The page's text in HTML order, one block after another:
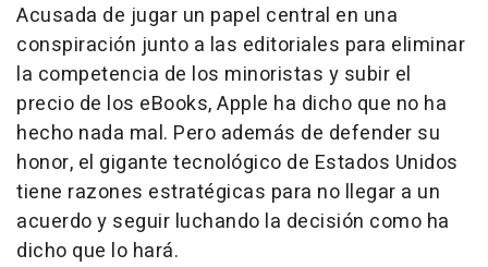
Acusada de jugar un papel central en una
conspiración junto a las editoriales para eliminar
la competencia de los minoristas y subir el
precio de los eBooks, Apple ha dicho que no ha
hecho nada mal. Pero además de defender su
honor, el gigante tecnológico de Estados Unidos
tiene razones estratégicas para no llegar a un
acuerdo y seguir luchando la decisión como ha
dicho que lo hará.